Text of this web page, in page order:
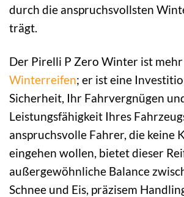
durch die anspruchsvollsten
trägt.
Der Pirelli P Zero Winter ist
Winterreifen; er ist eine
Sicherheit, Ihr Fahrvergnügen
Leistungsfähigkeit Ihres
anspruchsvolle Fahrer, die keine
eingehen wollen, bietet dieser
außergewöhnliche Balance
Schnee und Eis, präzisem